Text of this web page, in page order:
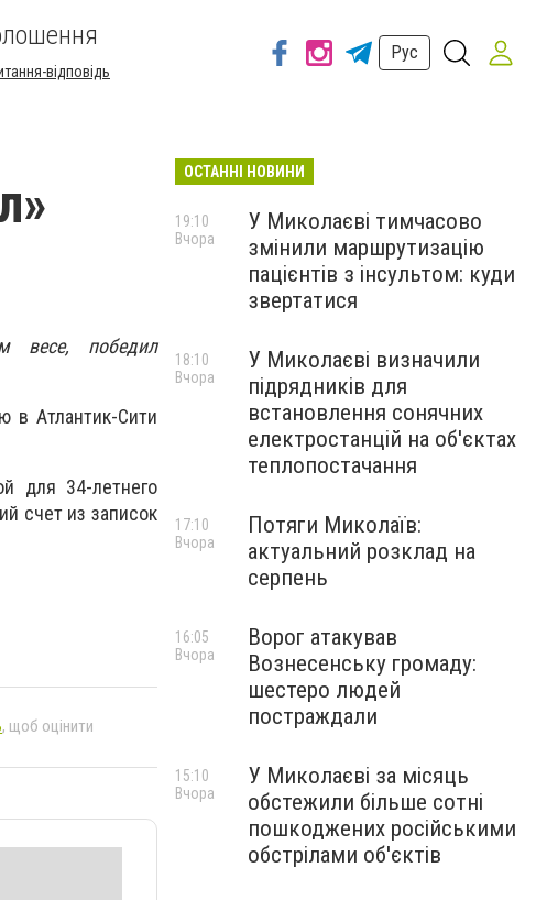
відповідь
Рус
весе, победил
в Атлантик-Сити
для 34-летнего
счет из записок
, щоб оцінити
ОСТАННІ НОВИНИ
У Миколаєві тимчасово
змінили маршрутизацію
пацієнтів з інсультом: куди
звертатися
19:10
Вчора
У Миколаєві визначили
підрядників для
встановлення сонячних
електростанцій на об'єктах
теплопостачання
18:10
Вчора
Потяги Миколаїв:
актуальний розклад на
серпень
17:10
Вчора
Ворог атакував
Вознесенську громаду:
шестеро людей
постраждали
16:05
Вчора
У Миколаєві за місяць
обстежили більше сотні
пошкоджених російськими
обстрілами об'єктів
15:10
Вчора